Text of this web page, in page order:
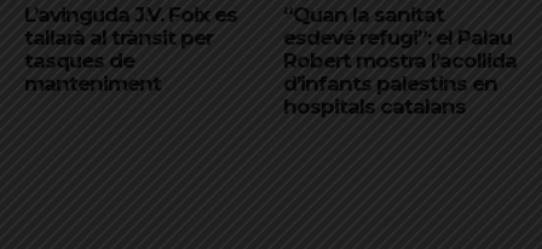
L’avinguda J.V. Foix es
tallarà al trànsit per
tasques de
manteniment
“Quan la sanitat
esdevé refugi”: el Palau
Robert mostra l’acollida
d’infants palestins en
hospitals catalans